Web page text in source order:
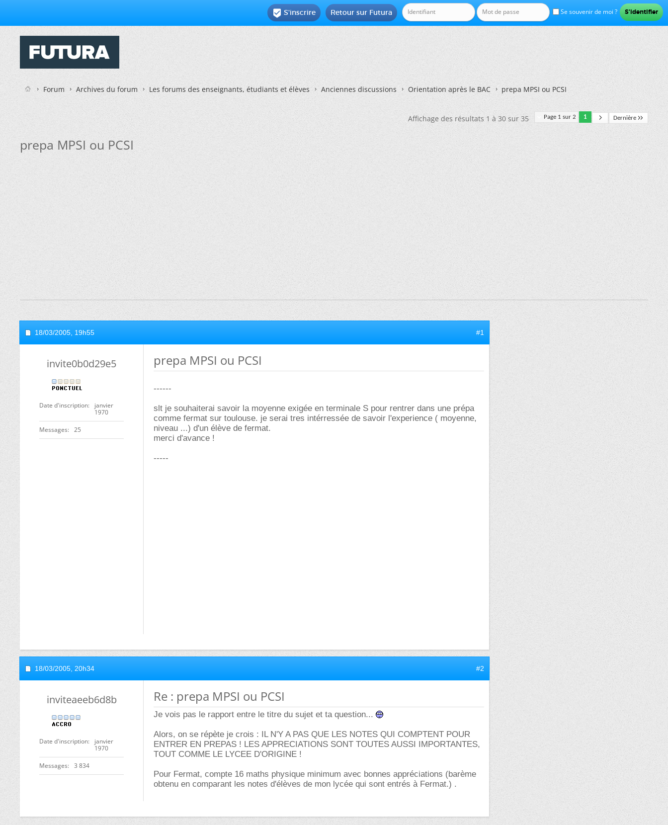
Se souvenir de moi ?
Retour sur Futura
 S'inscrire
Forum Archives du forum Les forums des enseignants, étudiants et élèves Anciennes discussions Orientation après le BAC prepa MPSI ou PCSI
Page 1 sur 2 1 Dernière
Affichage des résultats 1 à 30 sur 35
prepa MPSI ou PCSI
18/03/2005, 19h55 #1
invite0b0d29e5
Date d'inscription
janvier
1970
Messages 25
prepa MPSI ou PCSI
------
slt je souhaiterai savoir la moyenne exigée en terminale S pour rentrer dans une prépa
comme fermat sur toulouse. je serai tres intérressée de savoir l'experience ( moyenne,
niveau ...) d'un élève de fermat.
merci d'avance !
-----
18/03/2005, 20h34 #2
inviteaeeb6d8b
Date d'inscription
janvier
1970
Messages 3 834
Re : prepa MPSI ou PCSI
Je vois pas le rapport entre le titre du sujet et ta question...
Alors, on se répète je crois : IL N'Y A PAS QUE LES NOTES QUI COMPTENT POUR
ENTRER EN PREPAS ! LES APPRECIATIONS SONT TOUTES AUSSI IMPORTANTES,
TOUT COMME LE LYCEE D'ORIGINE !
Pour Fermat, compte 16 maths physique minimum avec bonnes appréciations (barème
obtenu en comparant les notes d'élèves de mon lycée qui sont entrés à Fermat.) .